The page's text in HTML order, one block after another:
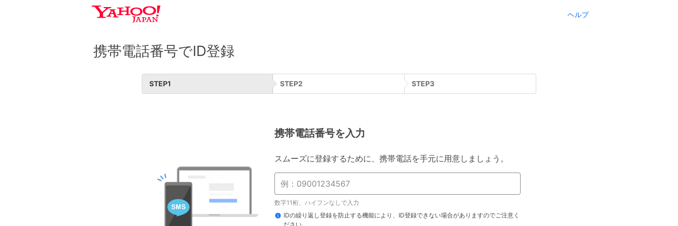
ヘルプ
携帯電話番号でID登録
STEP1 STEP2 STEP3
携帯電話番号を入力
スムーズに登録するために、携帯電話を手元に用意しましょう。
数字11桁、ハイフンなしで入力
IDの繰り返し登録を防止する機能により、ID登録できない場合がありますのでご注意く
ださい。